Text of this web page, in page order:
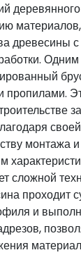
древесины
Одним
пропилами.
монтажа
сложной
проходит
и